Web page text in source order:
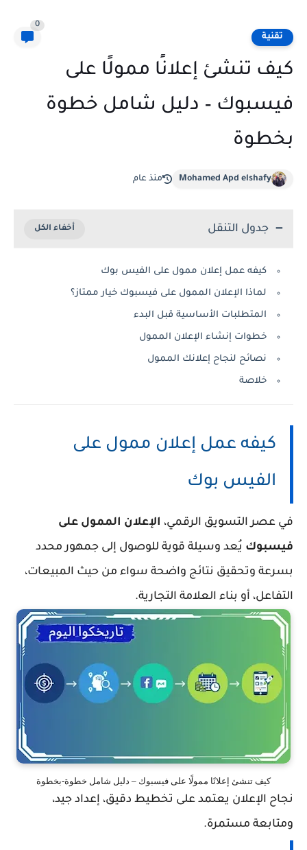
تقنية
0
كيف تنشئ إعلانًا ممولًا على
فيسبوك – دليل شامل خطوة
بخطوة
Mohamed Apd elshafy منذ عام
جدول التنقل
كيفه عمل إعلان ممول على الفيس بوك
لماذا الإعلان الممول على فيسبوك خيار ممتاز؟
المتطلبات الأساسية قبل البدء
خطوات إنشاء الإعلان الممول
نصائح لنجاح إعلانك الممول
خلاصة
كيفه عمل إعلان ممول على
الفيس بوك
في عصر التسويق الرقمي، الإعلان الممول على
فيسبوك يُعد وسيلة قوية للوصول إلى جمهور محدد
بسرعة وتحقيق نتائج واضحة سواء من حيث المبيعات،
التفاعل، أو بناء العلامة التجارية.
كيف تنشئ إعلانًا ممولًا على فيسبوك – دليل شامل خطوة-بخطوة
نجاح الإعلان يعتمد على تخطيط دقيق، إعداد جيد،
ومتابعة مستمرة.